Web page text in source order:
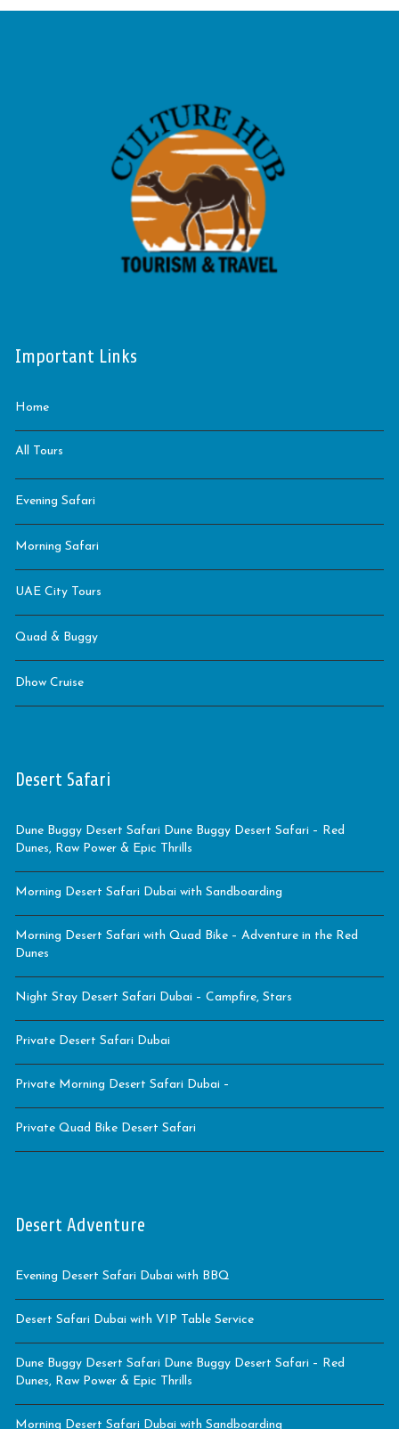
Important Links
Home
All Tours
Evening Safari
Morning Safari
UAE City Tours
Quad & Buggy
Dhow Cruise
Desert Safari
Dune Buggy Desert Safari Dune Buggy Desert Safari – Red
Dunes, Raw Power & Epic Thrills
Morning Desert Safari Dubai with Sandboarding
Morning Desert Safari with Quad Bike – Adventure in the Red
Dunes
Night Stay Desert Safari Dubai – Campfire, Stars
Private Desert Safari Dubai
Private Morning Desert Safari Dubai –
Private Quad Bike Desert Safari
Desert Adventure
Evening Desert Safari Dubai with BBQ
Desert Safari Dubai with VIP Table Service
Dune Buggy Desert Safari Dune Buggy Desert Safari – Red
Dunes, Raw Power & Epic Thrills
Morning Desert Safari Dubai with Sandboarding